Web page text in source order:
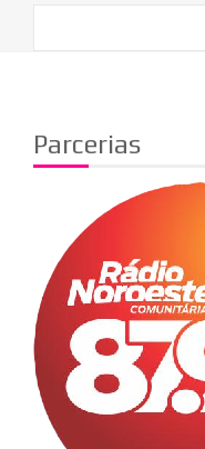
Parcerias